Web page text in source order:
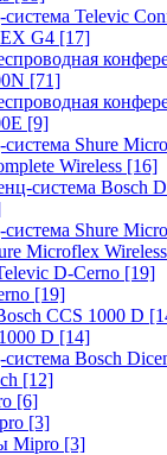
Televic
G4 [17]
[71]
[9]
Shure
Wireless [16]
система Bosch
Shure
Microflex Wireless
D-Cerno [19]
[19]
CCS 1000 D
D [14]
Bosch
[12]
[6]
[3]
Mipro [3]